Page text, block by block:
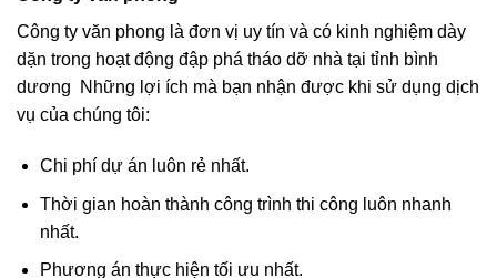
Công ty văn phong là đơn vị uy tín và có kinh nghiệm dày
dặn trong hoạt động đập phá tháo dỡ nhà tại tỉnh bình
dương Những lợi ích mà bạn nhận được khi sử dụng dịch
vụ của chúng tôi:
Chi phí dự án luôn rẻ nhất.
Thời gian hoàn thành công trình thi công luôn nhanh
nhất.
Phương án thực hiện tối ưu nhất.